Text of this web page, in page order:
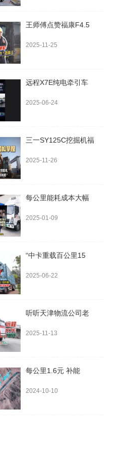
王师傅点赞福康F4.5
2025-11-25
远程X7E纯电牵引车
2025-06-24
三一SY125C挖掘机福
2025-11-26
每公里能耗成本大幅
2025-01-09
“中卡重载百公里15
2025-06-22
听听天津物流公司老
2025-11-13
每公里1.6元 补能
2024-10-10